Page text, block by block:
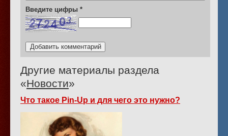
Введите цифры *
Другие материалы раздела
«Новости»
Что такое Pin-Up и для чего это нужно?